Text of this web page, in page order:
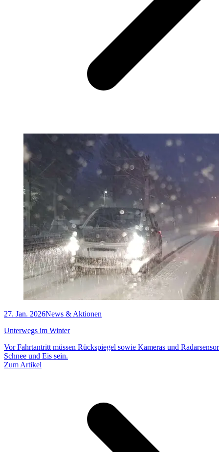
27. Jan. 2026News & Aktionen
Unterwegs im Winter
Vor Fahrtantritt müssen Rückspiegel sowie Kameras und
Schnee und Eis sein.
Zum Artikel